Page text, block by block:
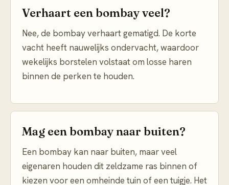
Verhaart een bombay veel?
Nee, de bombay verhaart gematigd. De korte
vacht heeft nauwelijks ondervacht, waardoor
wekelijks borstelen volstaat om losse haren
binnen de perken te houden.
Mag een bombay naar buiten?
Een bombay kan naar buiten, maar veel
eigenaren houden dit zeldzame ras binnen of
kiezen voor een omheinde tuin of een tuigje. Het